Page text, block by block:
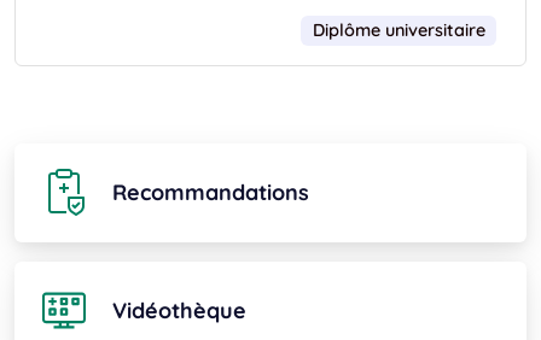
Diplôme universitaire
Recommandations
Vidéothèque